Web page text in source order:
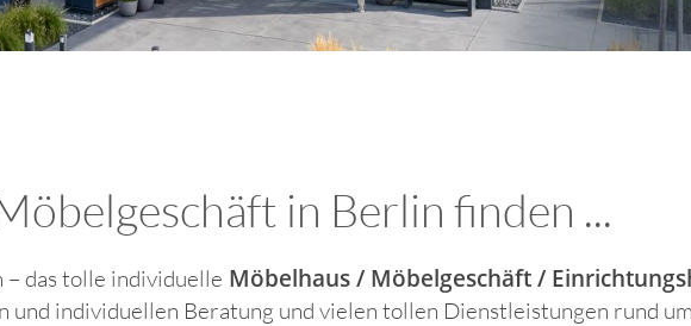
in Berlin finden ...
– das tolle individuelle Möbelhaus / Möbelgeschäft /
und individuellen Beratung und vielen tollen Dienstleistungen rund